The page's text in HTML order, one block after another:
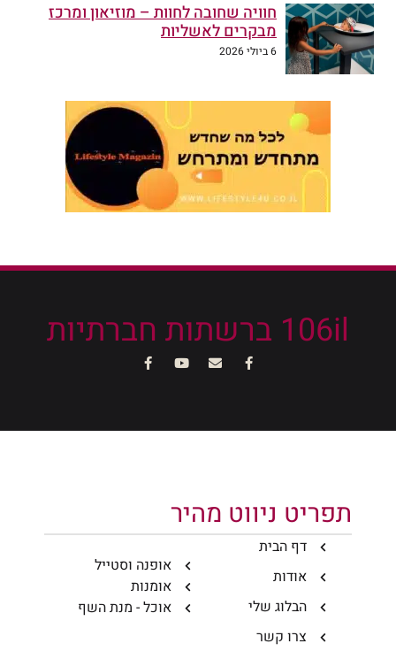
חוויה שחובה לחוות – מוזיאון ומרכז
מבקרים לאשליות
6 ביולי 2026
106il ברשתות חברתיות
תפריט ניווט מהיר
דף הבית
אודות
הבלוג שלי
צרו קשר
אופנה וסטייל
אומנות
אוכל - מנת השף